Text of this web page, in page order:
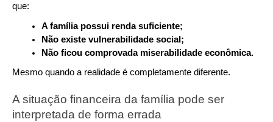
que:
A família possui renda suficiente;
Não existe vulnerabilidade social;
Não ficou comprovada miserabilidade econômica.
Mesmo quando a realidade é completamente diferente.
A situação financeira da família pode ser
interpretada de forma errada